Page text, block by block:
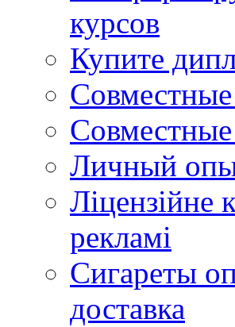
курсов
Купите
Личный
Ліцензійне
рекламі
Сигареты
доставка